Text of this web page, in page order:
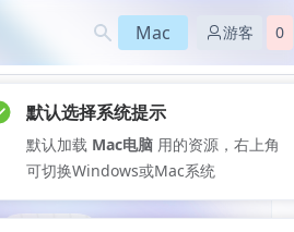
Mac 游客 0
默认选择系统提示
默认加载 Mac电脑 用的资源，右上角
可切换Windows或Mac系统